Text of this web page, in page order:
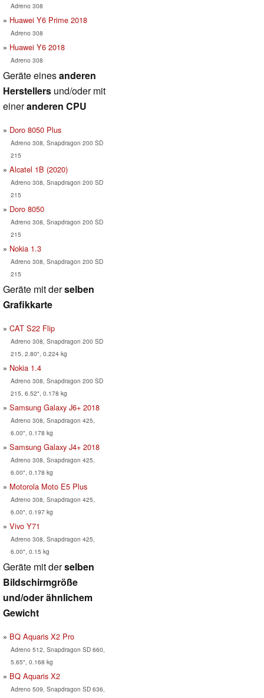
Adreno 308
Huawei Y6 Prime 2018
Adreno 308
Huawei Y6 2018
Adreno 308
Geräte einesanderen
Herstellers und/oder mit
eineranderen CPU
Doro 8050 Plus
Adreno 308, Snapdragon 200 SD
215
Alcatel 1B (2020)
Adreno 308, Snapdragon 200 SD
215
Doro 8050
Adreno 308, Snapdragon 200 SD
215
Nokia 1.3
Adreno 308, Snapdragon 200 SD
215
Geräte mit derselben
Grafikkarte
CAT S22 Flip
Adreno 308, Snapdragon 200 SD
215, 2.80", 0.224 kg
Nokia 1.4
Adreno 308, Snapdragon 200 SD
215, 6.52", 0.178 kg
Samsung Galaxy J6+ 2018
Adreno 308, Snapdragon 425,
6.00", 0.178 kg
Samsung Galaxy J4+ 2018
Adreno 308, Snapdragon 425,
6.00", 0.178 kg
Motorola Moto E5 Plus
Adreno 308, Snapdragon 425,
6.00", 0.197 kg
Vivo Y71
Adreno 308, Snapdragon 425,
6.00", 0.15 kg
Geräte mit derselben
Bildschirmgröße
und/oder ähnlichem
Gewicht
BQ Aquaris X2 Pro
Adreno 512, Snapdragon SD 660,
5.65", 0.168 kg
BQ Aquaris X2
Adreno 509, Snapdragon SD 636,